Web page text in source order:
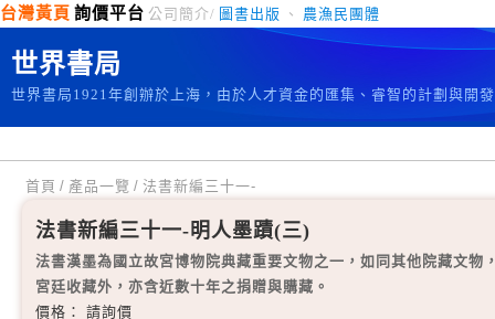
台灣黃頁 詢價平台 公司簡介/ 圖書出版 、 農漁民團體
世界書局
世界書局1921年創辦於上海，由於人才資金的匯集、睿智的計劃與開
首頁 / 產品一覽 / 法書新編三十一-
法書新編三十一-明人墨蹟(三)
法書漢墨為國立故宮博物院典藏重要文物之一，如同其他院藏文物
宮廷收藏外，亦含近數十年之捐贈與購藏。
價格： 請詢價